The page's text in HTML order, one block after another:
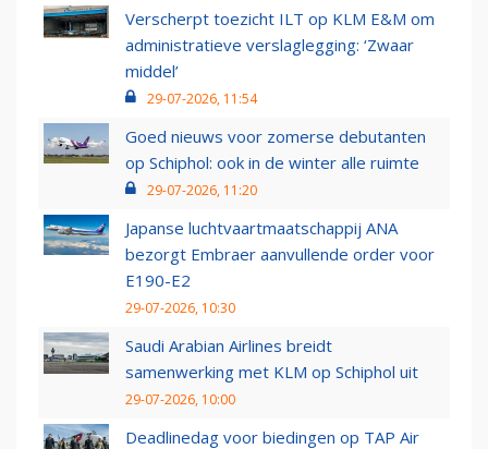
Verscherpt toezicht ILT op KLM E&M om
administratieve verslaglegging: ‘Zwaar
middel’
29-07-2026, 11:54
Goed nieuws voor zomerse debutanten
op Schiphol: ook in de winter alle ruimte
29-07-2026, 11:20
Japanse luchtvaartmaatschappij ANA
bezorgt Embraer aanvullende order voor
E190-E2
29-07-2026, 10:30
Saudi Arabian Airlines breidt
samenwerking met KLM op Schiphol uit
29-07-2026, 10:00
Deadlinedag voor biedingen op TAP Air